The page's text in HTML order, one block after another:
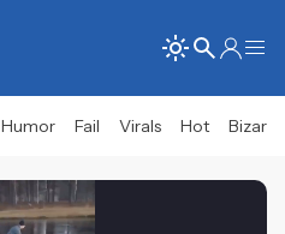
Humor Fail Virals Hot Bizar